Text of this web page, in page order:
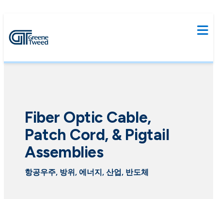
Fiber Optic Cable,
Patch Cord, & Pigtail
Assemblies
항공우주, 방위, 에너지, 산업, 반도체